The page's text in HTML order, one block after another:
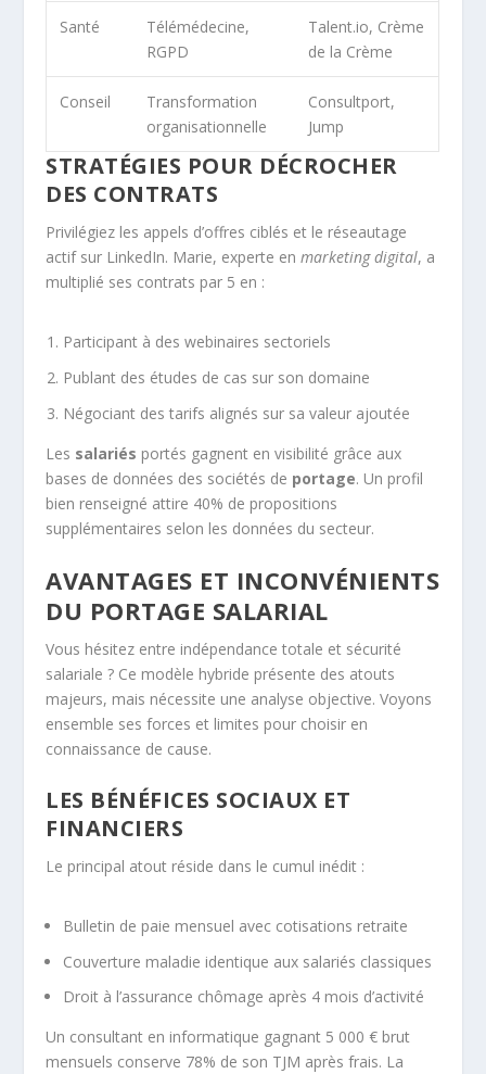
Santé
Télémédecine,
RGPD
Talent.io, Crème
de la Crème
Conseil
Transformation
organisationnelle
Consultport,
Jump
STRATÉGIES POUR DÉCROCHER
DES CONTRATS
Privilégiez les appels d’offres ciblés et le réseautage
actif sur LinkedIn. Marie, experte enmarketing digital, a
multiplié ses contrats par 5 en :
Participant à des webinaires sectoriels
Publant des études de cas sur son domaine
Négociant des tarifs alignés sur sa valeur ajoutée
Les salariés portés gagnent en visibilité grâce aux
bases de données des sociétés de portage. Un profil
bien renseigné attire 40% de propositions
supplémentaires selon les données du secteur.
AVANTAGES ET INCONVÉNIENTS
DU PORTAGE SALARIAL
Vous hésitez entre indépendance totale et sécurité
salariale ? Ce modèle hybride présente des atouts
majeurs, mais nécessite une analyse objective. Voyons
ensemble ses forces et limites pour choisir en
connaissance de cause.
LES BÉNÉFICES SOCIAUX ET
FINANCIERS
Le principal atout réside dans le cumul inédit :
Bulletin de paie mensuel avec cotisations retraite
Couverture maladie identique aux salariés classiques
Droit à l’assurance chômage après 4 mois d’activité
Un consultant en informatique gagnant 5 000 € brut
mensuels conserve 78% de son TJM après frais. La